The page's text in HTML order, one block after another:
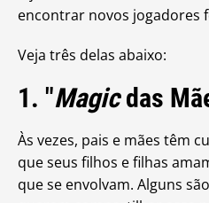
encontrar novos jogadores
Veja três delas abaixo:
1. "Magicdas
Às vezes, pais e mães têm
que seus filhos e filhas
que se envolvam. Alguns